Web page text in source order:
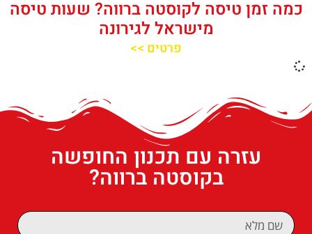
כמה זמן טיסה לקוסטה ברווה? שעות טיסה
מישראל לגירונה
פרטים >>
עזרה עם תכנון החופשה
בקוסטה ברווה?